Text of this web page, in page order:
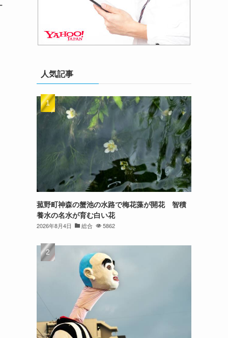
人気記事
菰野町神森の蟹池の水路で梅花藻が開花 智積
養水の名水が育む白い花
2026年8月4日 総合 5862